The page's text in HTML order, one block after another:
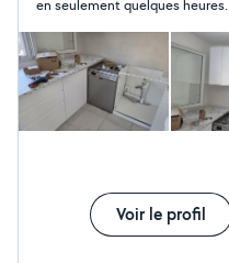
en seulement quelques heures. Merci pour votre disponibilité
recommande 100x !
Voir le profil